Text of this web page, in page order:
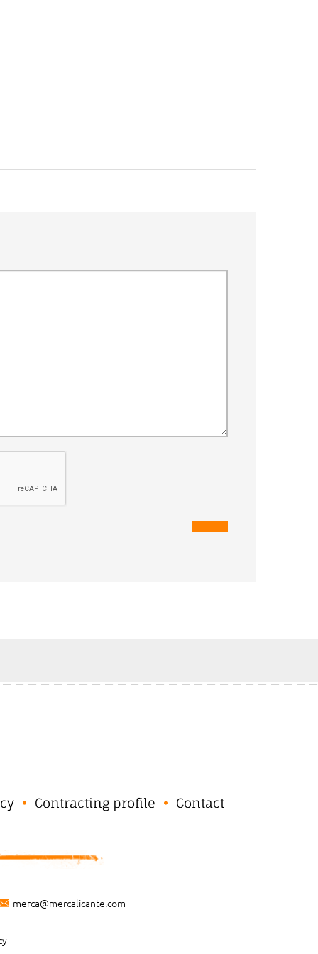
Contracting profile Contact
merca@mercalicante.com